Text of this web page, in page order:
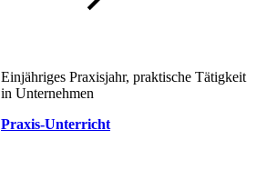
Einjähriges Praxisjahr, praktische Tätigkeit
in Unternehmen
Praxis-Unterricht